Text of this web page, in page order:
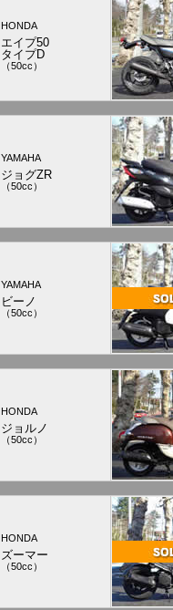
HONDA
エイプ50
タイプD
（50cc）
YAMAHA
ジョグZR
（50cc）
YAMAHA
ビーノ
（50cc）
HONDA
ジョルノ
（50cc）
HONDA
ズーマー
（50cc）